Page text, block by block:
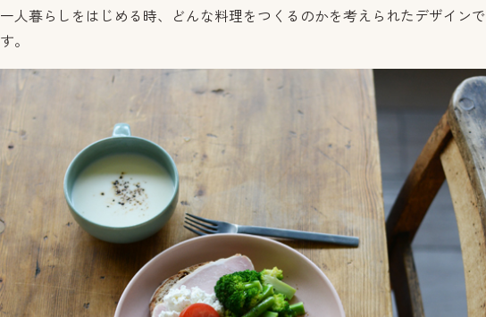
一人暮らしをはじめる時、どんな料理をつくるのかを考えられたデザインで
す。